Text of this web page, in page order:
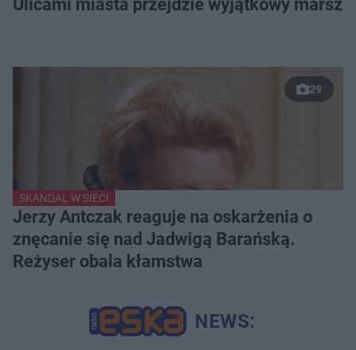
Ulicami miasta przejdzie wyjątkowy marsz
29
SKANDAL W SIECI
Jerzy Antczak reaguje na oskarżenia o
znęcanie się nad Jadwigą Barańską.
Reżyser obala kłamstwa